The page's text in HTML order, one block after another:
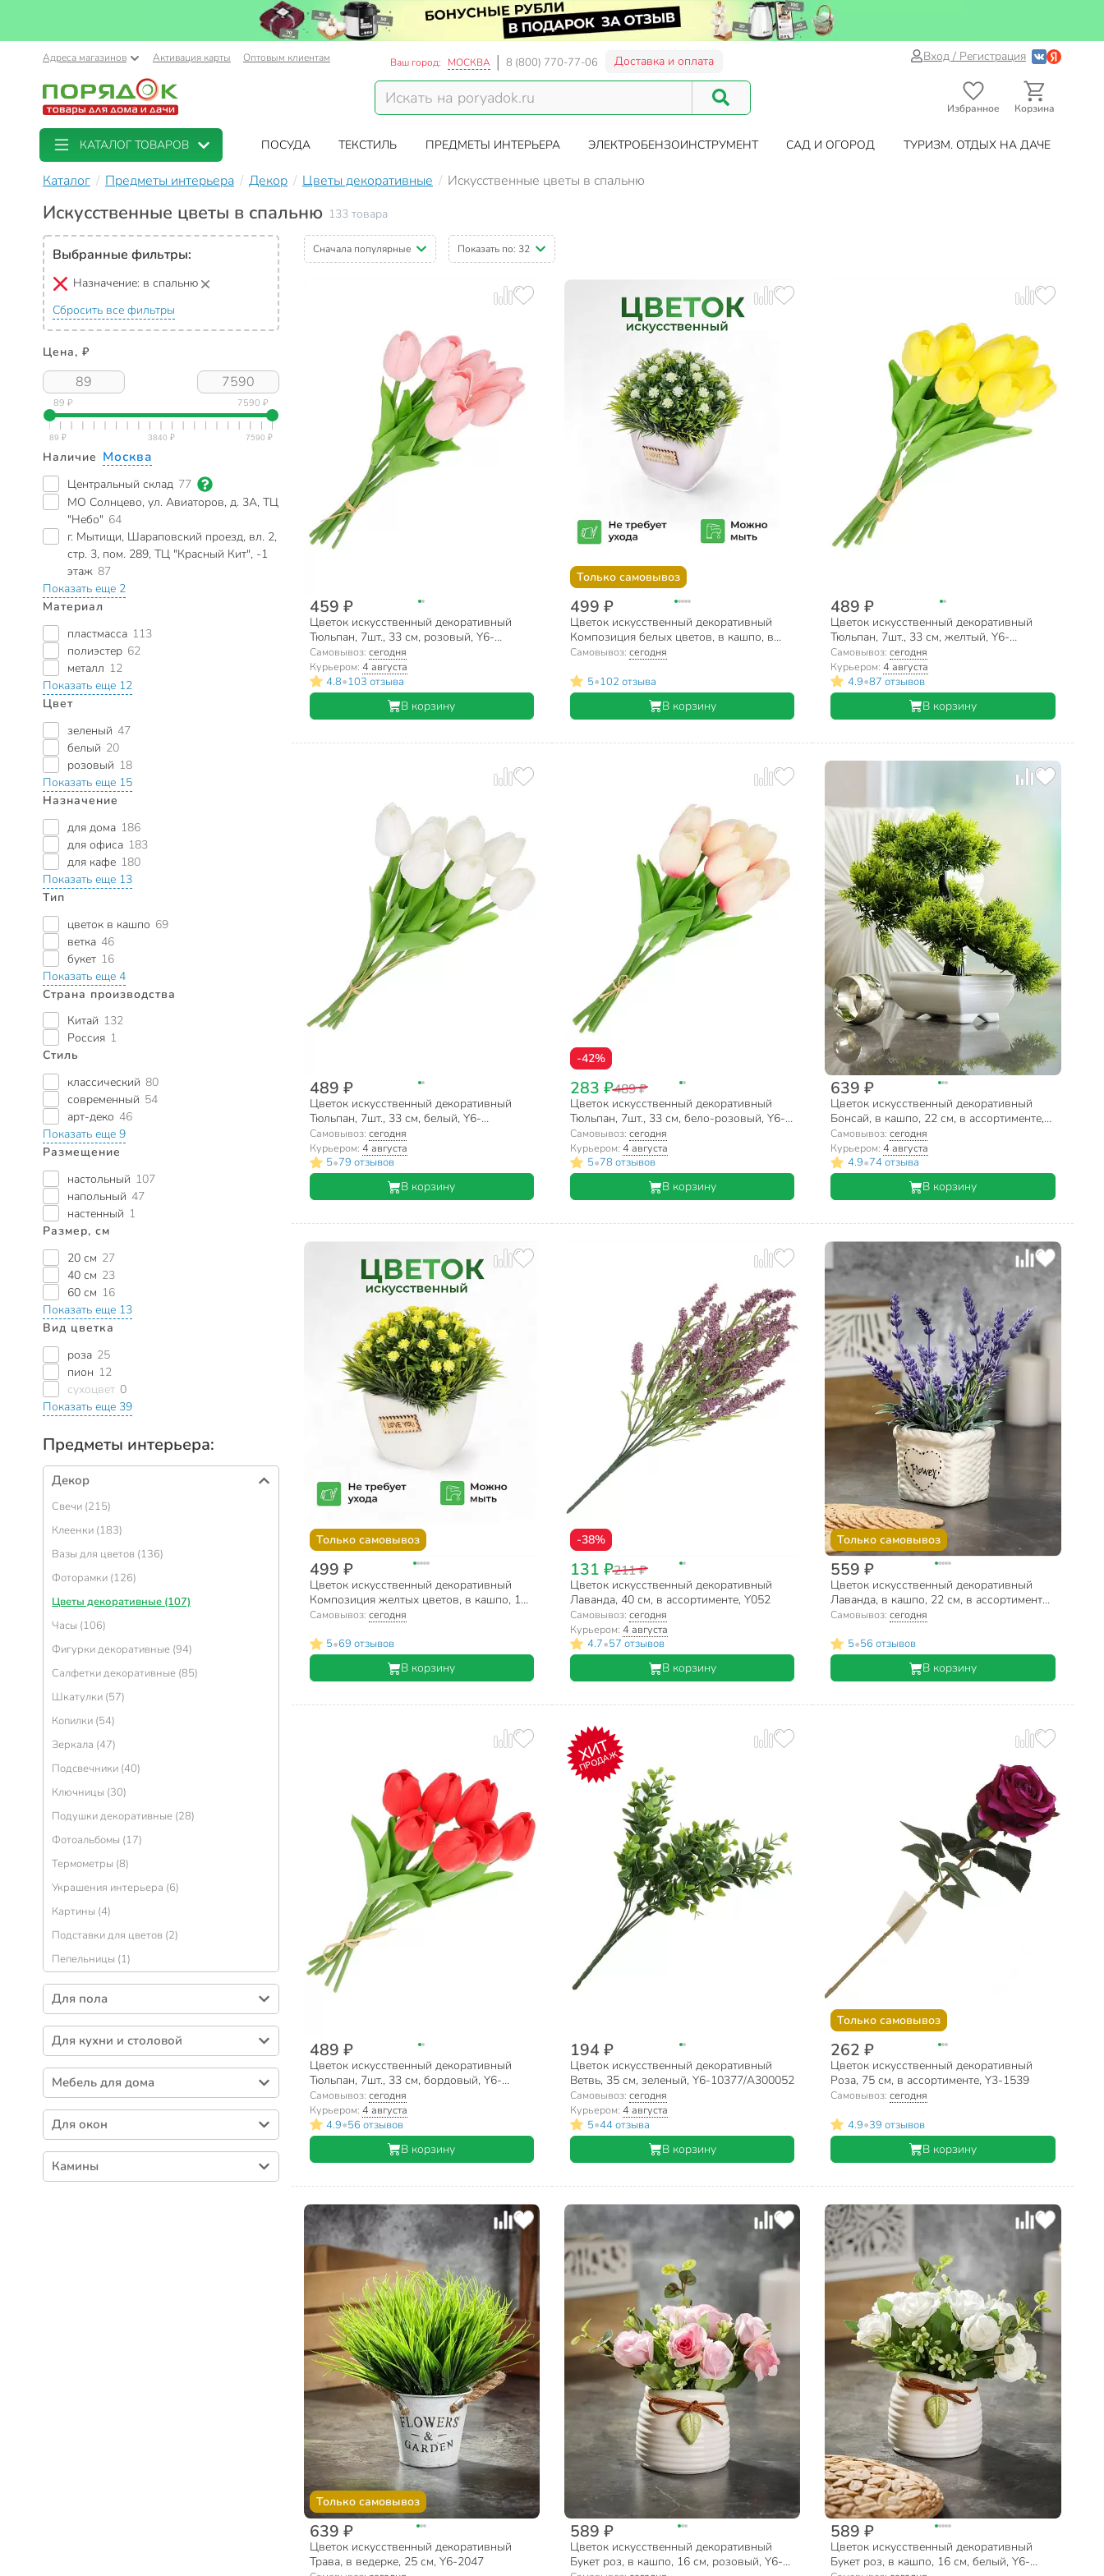
Адреса магазинов Активация карты Оптовым клиентам Ваш город: МОСКВА 8 (800) 770-77-06 Доставка и оплата Вход / Регистрация
Избранное Корзина
КАТАЛОГ ТОВАРОВ ПОСУДА ТЕКСТИЛЬ ПРЕДМЕТЫ ИНТЕРЬЕРА ЭЛЕКТРОБЕНЗОИНСТРУМЕНТ САД И ОГОРОД ТУРИЗМ. ОТДЫХ НА ДАЧЕ
Каталог Предметы интерьера Декор Цветы декоративные Искусственные цветы в спальню
Искусственные цветы в спальню 133 товара
Выбранные фильтры:
Назначение: в спальню
Сбросить все фильтры
Цена, ₽
89 ₽ 7590 ₽
Наличие Москва
Центральный склад 77
МО Солнцево, ул. Авиаторов, д. 3А, ТЦ
"Небо" 64
г. Мытищи, Шараповский проезд, вл. 2,
стр. 3, пом. 289, ТЦ "Красный Кит", -1
этаж 87
Показать еще 2
Материал
пластмасса 113
полиэстер 62
металл 12
Показать еще 12
Цвет
зеленый 47
белый 20
розовый 18
Показать еще 15
Назначение
для дома 186
для офиса 183
для кафе 180
Показать еще 13
Тип
цветок в кашпо 69
ветка 46
букет 16
Показать еще 4
Страна производства
Китай 132
Россия 1
Стиль
классический 80
современный 54
арт-деко 46
Показать еще 9
Размещение
настольный 107
напольный 47
настенный 1
Размер, см
20 см 27
40 см 23
60 см 16
Показать еще 13
Вид цветка
роза 25
пион 12
сухоцвет 0
Показать еще 39
Предметы интерьера:
Декор
Свечи (215)
Клеенки (183)
Вазы для цветов (136)
Фоторамки (126)
Цветы декоративные (107)
Часы (106)
Фигурки декоративные (94)
Салфетки декоративные (85)
Шкатулки (57)
Копилки (54)
Зеркала (47)
Подсвечники (40)
Ключницы (30)
Подушки декоративные (28)
Фотоальбомы (17)
Термометры (8)
Украшения интерьера (6)
Картины (4)
Подставки для цветов (2)
Пепельницы (1)
Для пола
Коврики для ванной и душевой (191)
Коврики грязезащитные (104)
Ковры интерьерные (29)
Для кухни и столовой
Скатерти (22)
Чехлы на стул (14)
Мебель для дома
Табуреты, стулья (41)
Полки (38)
Вешалки напольные (36)
Обувницы (29)
Для окон
Крепления для штор (17)
Шторы (4)
Камины
Сначала популярные Показать по: 32
459 ₽
Цветок искусственный декоративный
Тюльпан, 7шт., 33 см, розовый, Y6-
10417/A300007
Самовывоз: сегодня
Курьером: 4 августа
4.8•103 отзыва
В корзину
Только самовывоз
499 ₽
Цветок искусственный декоративный
Композиция белых цветов, в кашпо, в
кашпо, 13 см, Y6-2062
Самовывоз: сегодня
5•102 отзыва
В корзину
489 ₽
Цветок искусственный декоративный
Тюльпан, 7шт., 33 см, желтый, Y6-
10418/A300008
Самовывоз:сегодня
Курьером:4 августа
4.9•87 отзывов
В корзину
489 ₽
Цветок искусственный декоративный
Тюльпан, 7шт., 33 см, белый, Y6-
10420/A300010
Самовывоз: сегодня
Курьером: 4 августа
5•79 отзывов
В корзину
-42%
283 ₽489 ₽
Цветок искусственный декоративный
Тюльпан, 7шт., 33 см, бело-розовый, Y6-
10416/A300006
Самовывоз: сегодня
Курьером: 4 августа
5•78 отзывов
В корзину
639 ₽
Цветок искусственный декоративный
Бонсай, в кашпо, 22 см, в ассортименте,
Y4-3026
Самовывоз:сегодня
Курьером:4 августа
4.9•74 отзыва
В корзину
Только самовывоз
499 ₽
Цветок искусственный декоративный
Композиция желтых цветов, в кашпо, 13
см, Y6-2063
Самовывоз: сегодня
5•69 отзывов
В корзину
-38%
131 ₽211 ₽
Цветок искусственный декоративный
Лаванда, 40 см, в ассортименте, Y052
Самовывоз: сегодня
Курьером: 4 августа
4.7•57 отзывов
В корзину
Только самовывоз
559 ₽
Цветок искусственный декоративный
Лаванда, в кашпо, 22 см, в ассортименте,
Y4-3027
Самовывоз:сегодня
5•56 отзывов
В корзину
489 ₽
Цветок искусственный декоративный
Тюльпан, 7шт., 33 см, бордовый, Y6-
10419/A300009
Самовывоз: сегодня
Курьером: 4 августа
4.9•56 отзывов
В корзину
ХИТ
ПРОДАЖ
194 ₽
Цветок искусственный декоративный
Ветвь, 35 см, зеленый, Y6-10377/A300052
Самовывоз: сегодня
Курьером: 4 августа
5•44 отзыва
В корзину
Только самовывоз
262 ₽
Цветок искусственный декоративный
Роза, 75 см, в ассортименте, Y3-1539
Самовывоз:сегодня
4.9•39 отзывов
В корзину
Только самовывоз
639 ₽
Цветок искусственный декоративный
Трава, в ведерке, 25 см, Y6-2047
589 ₽
Цветок искусственный декоративный
Букет роз, в кашпо, 16 см, розовый, Y6-
589 ₽
Цветок искусственный декоративный
Букет роз, в кашпо, 16 см, белый, Y6-